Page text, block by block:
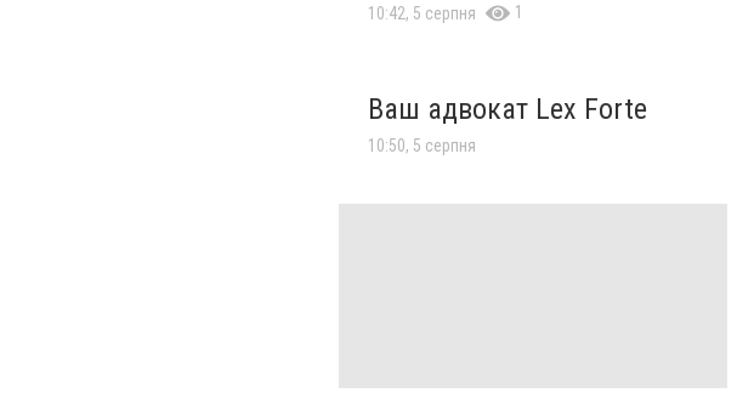
10:42, 5 серпня 1
Ваш адвокат Lex Forte
10:50, 5 серпня